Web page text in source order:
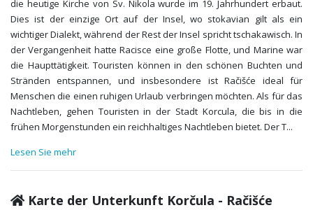
die heutige Kirche von Sv. Nikola wurde im 19. Jahrhundert erbaut.
Dies ist der einzige Ort auf der Insel, wo stokavian gilt als ein
wichtiger Dialekt, während der Rest der Insel spricht tschakawisch. In
der Vergangenheit hatte Racisce eine große Flotte, und Marine war
die Haupttätigkeit. Touristen können in den schönen Buchten und
Stränden entspannen, und insbesondere ist Račišće ideal für
Menschen die einen ruhigen Urlaub verbringen möchten. Als für das
Nachtleben, gehen Touristen in der Stadt Korcula, die bis in die
frühen Morgenstunden ein reichhaltiges Nachtleben bietet. Der T...
Lesen Sie mehr
Karte der Unterkunft Korčula - Račišće